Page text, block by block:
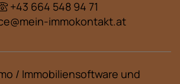
+43 664 548 94 71
immokontakt.at
/ Immobiliensoftware und